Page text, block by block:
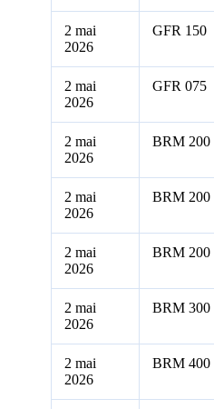
2 mai
2026
GFR 150
2 mai
2026
GFR 075
2 mai
2026
BRM 200
2 mai
2026
BRM 200
2 mai
2026
BRM 200
2 mai
2026
BRM 300
2 mai
2026
BRM 400